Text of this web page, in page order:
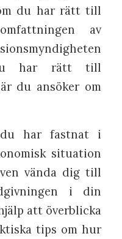
du har rätt till
av
har rätt till
du ansöker om
har fastnat i
situation
vända dig till
i din
att överblicka
tips om hur